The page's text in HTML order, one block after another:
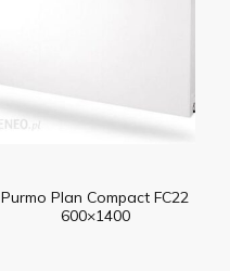
Purmo Plan Compact FC22
600×1400